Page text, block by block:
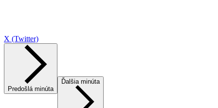
X (Twitter)
Predošlá minúta
Ďalšia minúta